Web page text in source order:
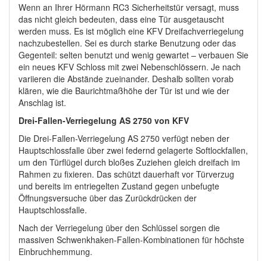
Wenn an Ihrer Hörmann RC3 Sicherheitstür versagt, muss
das nicht gleich bedeuten, dass eine Tür ausgetauscht
werden muss. Es ist möglich eine KFV Dreifachverriegelung
nachzubestellen. Sei es durch starke Benutzung oder das
Gegenteil: selten benutzt und wenig gewartet – verbauen Sie
ein neues KFV Schloss mit zwei Nebenschlössern. Je nach
variieren die Abstände zueinander. Deshalb sollten vorab
klären, wie die Baurichtmaßhöhe der Tür ist und wie der
Anschlag ist.
Drei-Fallen-Verriegelung AS 2750 von KFV
Die Drei-Fallen-Verriegelung AS 2750 verfügt neben der
Hauptschlossfalle über zwei federnd gelagerte Softlockfallen,
um den Türflügel durch bloßes Zuziehen gleich dreifach im
Rahmen zu fixieren. Das schützt dauerhaft vor Türverzug
und bereits im entriegelten Zustand gegen unbefugte
Öffnungsversuche über das Zurückdrücken der
Hauptschlossfalle.
Nach der Verriegelung über den Schlüssel sorgen die
massiven Schwenkhaken-Fallen-Kombinationen für höchste
Einbruchhemmung.